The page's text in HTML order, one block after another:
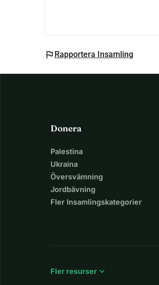
flag Rapportera Insamling
Donera
Palestina
Ukraina
Översvämning
Jordbävning
Fler Insamlingskategorier
Fler resurser expand_more